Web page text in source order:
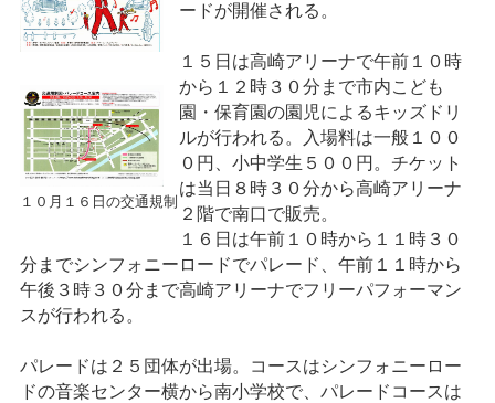
１０月１６日の交通規制
ードが開催される。
１５日は高崎アリーナで午前１０時
から１２時３０分まで市内こども
園・保育園の園児によるキッズドリ
ルが行われる。入場料は一般１００
０円、小中学生５００円。チケット
は当日８時３０分から高崎アリーナ
２階で南口で販売。
１６日は午前１０時から１１時３０
分までシンフォニーロードでパレード、午前１１時から
午後３時３０分まで高崎アリーナでフリーパフォーマン
スが行われる。
パレードは２５団体が出場。コースはシンフォニーロー
ドの音楽センター横から南小学校で、パレードコースは